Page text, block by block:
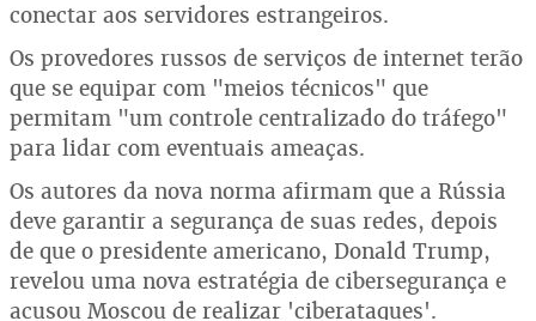
conectar aos servidores estrangeiros.
Os provedores russos de serviços de internet terão
que se equipar com "meios técnicos" que
permitam "um controle centralizado do tráfego"
para lidar com eventuais ameaças.
Os autores da nova norma afirmam que a Rússia
deve garantir a segurança de suas redes, depois
de que o presidente americano, Donald Trump,
revelou uma nova estratégia de cibersegurança e
acusou Moscou de realizar 'ciberataques'.